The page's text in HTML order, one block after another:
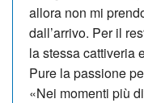
allora non mi
dall’arrivo. Per il
la stessa cattiveria
Pure la passione
«Nei momenti più